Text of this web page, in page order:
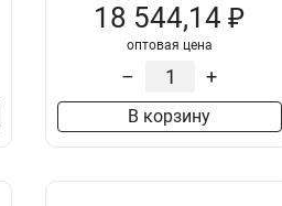
18 544,14 ₽
оптовая цена
– +
В корзину